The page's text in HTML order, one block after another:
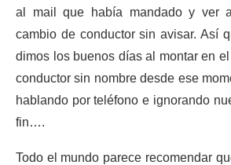
al mail que había mandado y ver
cambio de conductor sin avisar. Así
dimos los buenos días al montar en
conductor sin nombre desde ese
hablando por teléfono e ignorando
fin….
Todo el mundo parece recomendar